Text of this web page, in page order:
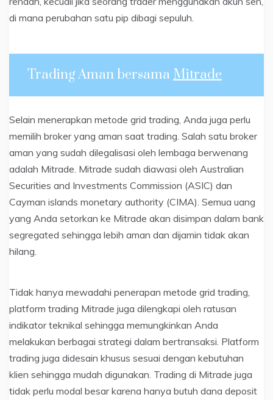
di mana perubahan satu pip dibagi sepuluh.
Trading Aman bersama Mitrade
Selain menerapkan metode grid trading, Anda juga perlu
memilih broker yang aman saat trading. Salah satu broker
aman yang sudah dilegalisasi oleh lembaga berwenang
adalah Mitrade. Mitrade sudah diawasi oleh Australian
Securities and Investments Commission (ASIC) dan
Cayman islands monetary authority (CIMA). Semua uang
yang Anda setorkan ke Mitrade akan disimpan dalam bank
segregated sehingga lebih aman dan dijamin tidak akan
hilang.
Tidak hanya mewadahi penerapan metode grid trading,
platform trading Mitrade juga dilengkapi oleh ratusan
indikator teknikal sehingga memungkinkan Anda
melakukan berbagai strategi dalam bertransaksi. Platform
trading juga didesain khusus sesuai dengan kebutuhan
klien sehingga mudah digunakan. Trading di Mitrade juga
tidak perlu modal besar karena hanya butuh dana deposit